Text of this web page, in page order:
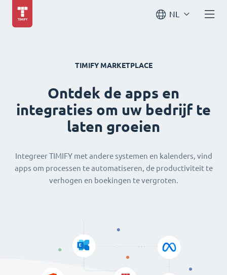
NL
TIMIFY MARKETPLACE
Ontdek de apps en
integraties om uw bedrijf te
laten groeien
Integreer TIMIFY met andere systemen en kalenders, vind
apps om processen te automatiseren, de productiviteit te
verhogen en boekingen te vergroten.